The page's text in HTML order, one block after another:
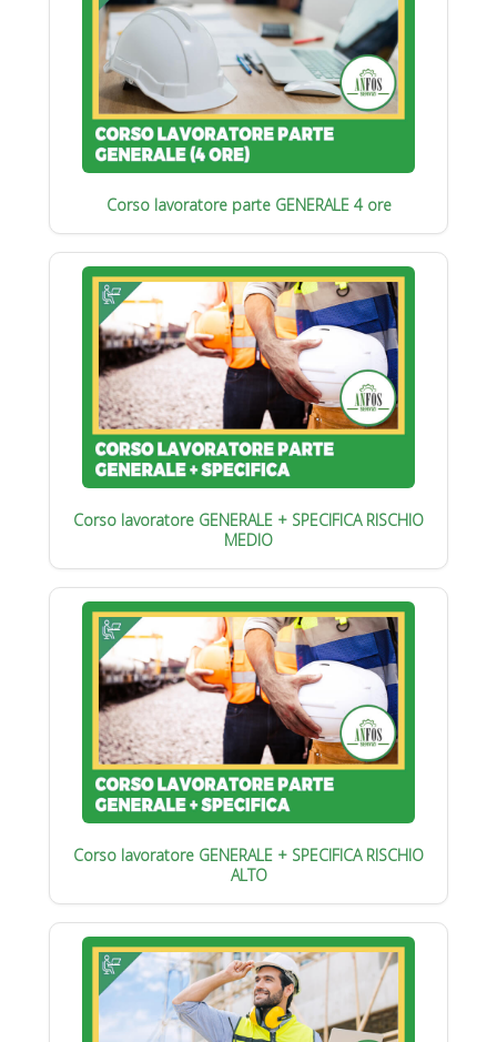
Corso lavoratore parte GENERALE 4 ore
Corso lavoratore GENERALE + SPECIFICA RISCHIO
MEDIO
Corso lavoratore GENERALE + SPECIFICA RISCHIO
ALTO